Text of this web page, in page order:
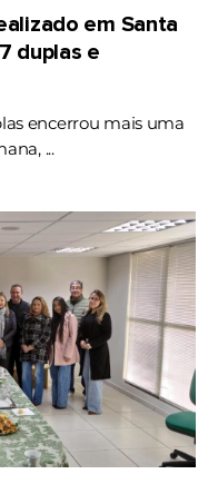
em Santa
duplas e
encerrou mais uma
...